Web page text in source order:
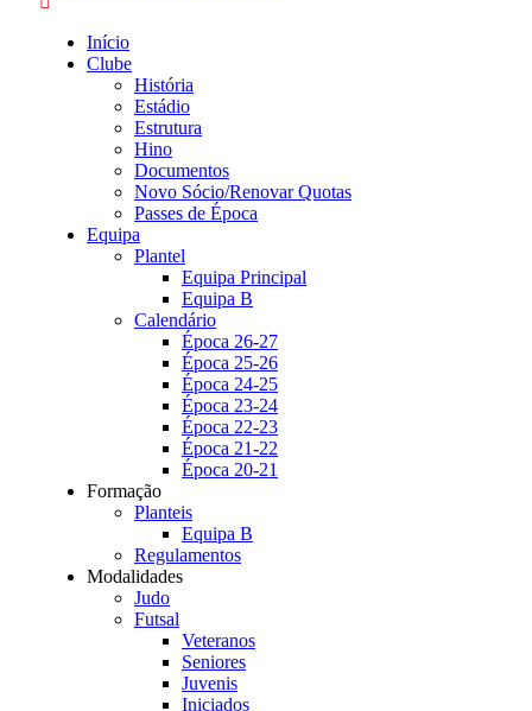
Início
Clube
História
Estádio
Estrutura
Hino
Documentos
Novo Sócio/Renovar Quotas
Passes de Época
Equipa
Plantel
Equipa Principal
Equipa B
Calendário
Época 26-27
Época 25-26
Época 24-25
Época 23-24
Época 22-23
Época 21-22
Época 20-21
Formação
Planteis
Equipa B
Regulamentos
Modalidades
Judo
Futsal
Veteranos
Seniores
Juvenis
Iniciados